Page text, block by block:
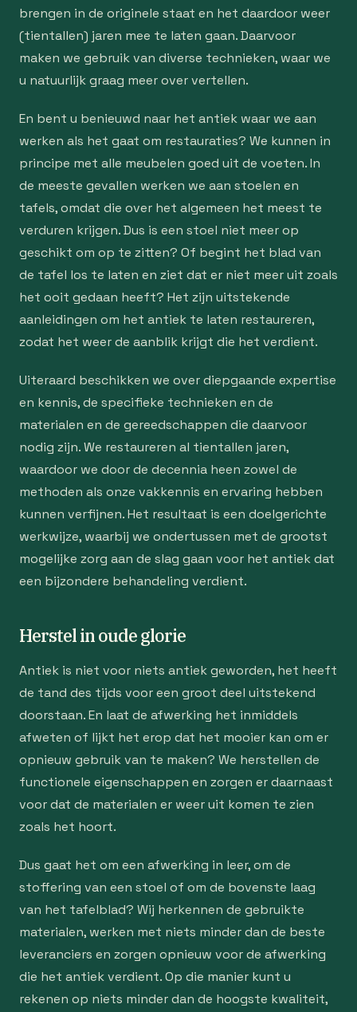
brengen in de originele staat en het daardoor weer
(tientallen) jaren mee te laten gaan. Daarvoor
maken we gebruik van diverse technieken, waar we
u natuurlijk graag meer over vertellen.
En bent u benieuwd naar het antiek waar we aan
werken als het gaat om restauraties? We kunnen in
principe met alle meubelen goed uit de voeten. In
de meeste gevallen werken we aan stoelen en
tafels, omdat die over het algemeen het meest te
verduren krijgen. Dus is een stoel niet meer op
geschikt om op te zitten? Of begint het blad van
de tafel los te laten en ziet dat er niet meer uit zoals
het ooit gedaan heeft? Het zijn uitstekende
aanleidingen om het antiek te laten restaureren,
zodat het weer de aanblik krijgt die het verdient.
Uiteraard beschikken we over diepgaande expertise
en kennis, de specifieke technieken en de
materialen en de gereedschappen die daarvoor
nodig zijn. We restaureren al tientallen jaren,
waardoor we door de decennia heen zowel de
methoden als onze vakkennis en ervaring hebben
kunnen verfijnen. Het resultaat is een doelgerichte
werkwijze, waarbij we ondertussen met de grootst
mogelijke zorg aan de slag gaan voor het antiek dat
een bijzondere behandeling verdient.
Herstel in oude glorie
Antiek is niet voor niets antiek geworden, het heeft
de tand des tijds voor een groot deel uitstekend
doorstaan. En laat de afwerking het inmiddels
afweten of lijkt het erop dat het mooier kan om er
opnieuw gebruik van te maken? We herstellen de
functionele eigenschappen en zorgen er daarnaast
voor dat de materialen er weer uit komen te zien
zoals het hoort.
Dus gaat het om een afwerking in leer, om de
stoffering van een stoel of om de bovenste laag
van het tafelblad? Wij herkennen de gebruikte
materialen, werken met niets minder dan de beste
leveranciers en zorgen opnieuw voor de afwerking
die het antiek verdient. Op die manier kunt u
rekenen op niets minder dan de hoogste kwaliteit,